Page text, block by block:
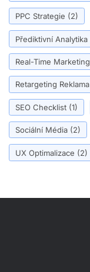
PPC Strategie (2)
Přediktivní Analytika
Real-Time Marketing
Retargeting Reklama
SEO Checklist (1)
Sociální Média (2)
UX Optimalizace (2)